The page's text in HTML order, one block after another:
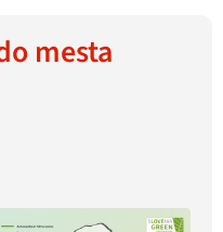
mesta